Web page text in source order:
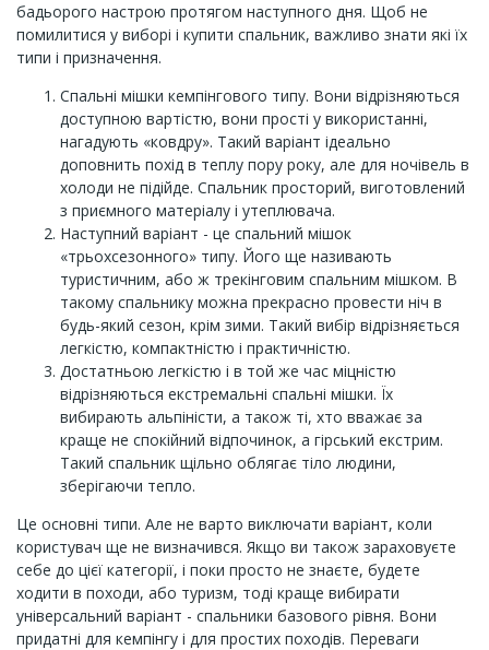
бадьорого настрою протягом наступного дня. Щоб не
помилитися у виборі і купити спальник, важливо знати які їх
типи і призначення.
Спальні мішки кемпінгового типу. Вони відрізняються
доступною вартістю, вони прості у використанні,
нагадують «ковдру». Такий варіант ідеально
доповнить похід в теплу пору року, але для ночівель в
холоди не підійде. Спальник просторий, виготовлений
з приємного матеріалу і утеплювача.
Наступний варіант - це спальний мішок
«трьохсезонного» типу. Його ще називають
туристичним, або ж трекінговим спальним мішком. В
такому спальнику можна прекрасно провести ніч в
будь-який сезон, крім зими. Такий вибір відрізняється
легкістю, компактністю і практичністю.
Достатньою легкістю і в той же час міцністю
відрізняються екстремальні спальні мішки. Їх
вибирають альпіністи, а також ті, хто вважає за
краще не спокійний відпочинок, а гірський екстрим.
Такий спальник щільно облягає тіло людини,
зберігаючи тепло.
Це основні типи. Але не варто виключати варіант, коли
користувач ще не визначився. Якщо ви також зараховуєте
себе до цієї категорії, і поки просто не знаєте, будете
ходити в походи, або туризм, тоді краще вибирати
універсальний варіант - спальники базового рівня. Вони
придатні для кемпінгу і для простих походів. Переваги